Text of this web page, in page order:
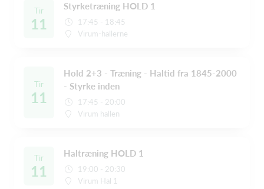
Tir
11
Styrketræning HOLD 1
17:45 - 18:45
Virum-hallerne
Tir
11
Hold 2+3 - Træning - Haltid fra 1845-2000
- Styrke inden
17:45 - 20:00
Virum hallen
Tir
11
Haltræning HOLD 1
19:00 - 20:30
Virum Hal 1